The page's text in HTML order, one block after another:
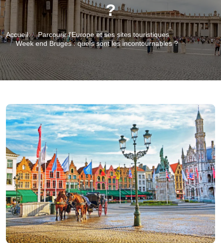
?
Accueil
Parcourir l'Europe et ses sites touristiques
Week end Bruges : quels sont les incontournables ?